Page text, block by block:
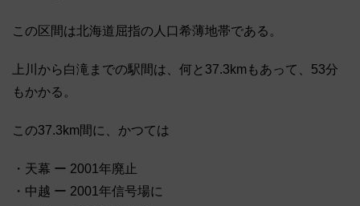
この区間は北海道屈指の人口希薄地帯である。
上川から白滝までの駅間は、何と37.3kmもあって、53分
もかかる。
この37.3km間に、かつては
・天幕 ー 2001年廃止
・中越 ー 2001年信号場に